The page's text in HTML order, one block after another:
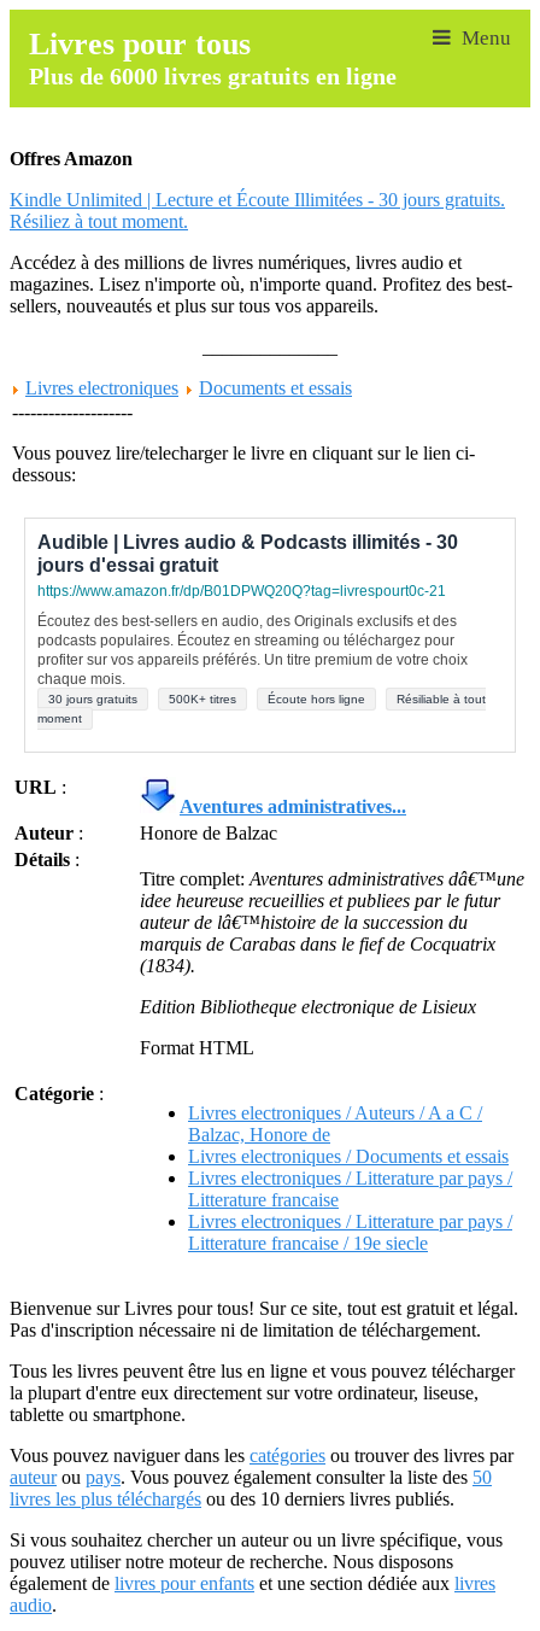
Livres pour tous
Plus de 6000 livres gratuits en ligne
Offres Amazon
Kindle Unlimited | Lecture et Écoute Illimitées - 30 jours gratuits.
Résiliez à tout moment.
Accédez à des millions de livres numériques, livres audio et
magazines. Lisez n'importe où, n'importe quand. Profitez des best-
sellers, nouveautés et plus sur tous vos appareils.
Livres electroniques
Documents et essais
--------------------
Vous pouvez lire/telecharger le livre en cliquant sur le lien ci-
dessous:
Audible | Livres audio & Podcasts illimités - 30
jours d'essai gratuit
https://www.amazon.fr/dp/B01DPWQ20Q?tag=livrespourt0c-21
Écoutez des best-sellers en audio, des Originals exclusifs et des
podcasts populaires. Écoutez en streaming ou téléchargez pour
profiter sur vos appareils préférés. Un titre premium de votre choix
chaque mois.
30 jours gratuits 500K+ titres Écoute hors ligne
Résiliable à tout
moment
URL :
Aventures administratives...
Auteur :
Honore de Balzac
Détails :
Titre complet: Aventures administratives dâ€™une
idee heureuse recueillies et publiees par le futur
auteur de lâ€™histoire de la succession du
marquis de Carabas dans le fief de Cocquatrix
(1834).
Edition Bibliotheque electronique de Lisieux
Format HTML
Catégorie :
Livres electroniques / Auteurs / A a C /
Balzac, Honore de
Livres electroniques / Documents et essais
Livres electroniques / Litterature par pays /
Litterature francaise
Livres electroniques / Litterature par pays /
Litterature francaise / 19e siecle
Bienvenue sur Livres pour tous! Sur ce site, tout est gratuit et légal.
Pas d'inscription nécessaire ni de limitation de téléchargement.
Tous les livres peuvent être lus en ligne et vous pouvez télécharger
la plupart d'entre eux directement sur votre ordinateur, liseuse,
tablette ou smartphone.
Vous pouvez naviguer dans les catégories ou trouver des livres par
auteurou pays. Vous pouvez également consulter la liste des 50
livres les plus téléchargés ou des 10 derniers livres publiés.
Si vous souhaitez chercher un auteur ou un livre spécifique, vous
pouvez utiliser notre moteur de recherche. Nous disposons
également de livres pour enfants et une section dédiée aux livres
audio.